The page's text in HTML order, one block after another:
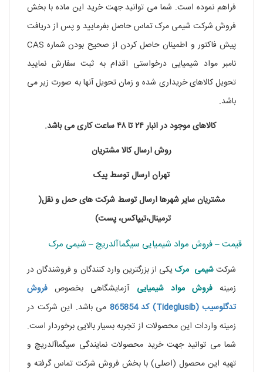
فراهم نموده است. شما می توانید جهت خرید این ماده با بخش
فروش شرکت شیمی مرک تماس حاصل بفرمایید و پس از دریافت
پیش فاکتور و اطمینان حاصل کردن از صحیح بودن شماره CAS
نامبر مواد شیمیایی درخواستی اقدام به ثبت سفارش نمایید
تحویل کالاهای خریداری شده و زمان تحویل آنها به صورت زیر می
باشد.
کالاهای موجود در انبار ۲۴ تا ۴۸ ساعت کاری می باشد.
روش ارسال کالا مشتریان
تهران ارسال توسط پیک
مشتریان سایر شهرها ارسال توسط شرکت های حمل و نقل(
ترمینال،تیپاکس، پست)
قیمت – فروش مواد شیمیایی سیگماآلدریچ – شیمی مرک
شرکتشیمی مرکیکی از بزرگترین وارد کنندگان و فروشندگان در
زمینهفروش مواد شیمیایی آزمایشگاهی بخصوص فروش
تدگلوسیب (Tideglusib) کد 865854
می باشد. این شرکت در
زمینه واردات این محصولات از تجربه بسیار بالایی برخوردار است.
شما می توانید جهت خرید محصولات نمایندگی سیگماآلدریچ و
تهیه این محصول (اصلی) با بخش فروش شرکت تماس گرفته و